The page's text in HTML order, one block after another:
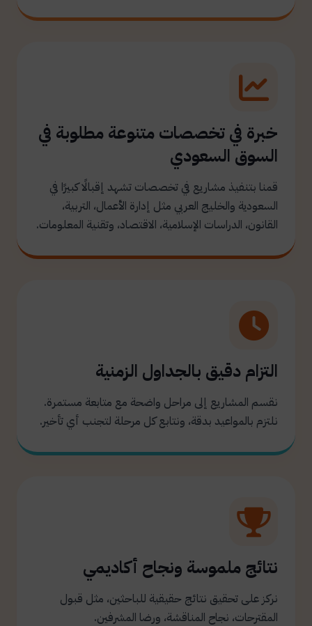
خبرة في تخصصات متنوعة مطلوبة في
السوق السعودي
قمنا بتنفيذ مشاريع في تخصصات تشهد إقبالًا كبيرًا في
السعودية والخليج العربي مثل إدارة الأعمال، التربية،
القانون، الدراسات الإسلامية، الاقتصاد، وتقنية المعلومات.
التزام دقيق بالجداول الزمنية
نقسم المشاريع إلى مراحل واضحة مع متابعة مستمرة.
نلتزم بالمواعيد بدقة، ونتابع كل مرحلة لتجنب أي تأخير.
نتائج ملموسة ونجاح أكاديمي
نركز على تحقيق نتائج حقيقية للباحثين، مثل قبول
المقترحات، نجاح المناقشة، ورضا المشرفين.